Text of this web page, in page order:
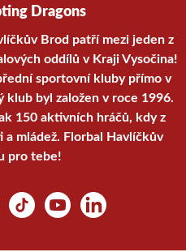
Dragons
Brod patří mezi jeden z
oddílů v Kraji Vysočina!
sportovní kluby přímo v
klub byl založen v roce 1996.
150 aktivních hráčů, kdy z
mládež. Florbal Havlíčkův
pro tebe!
TikTok YouTubeLinkedIn